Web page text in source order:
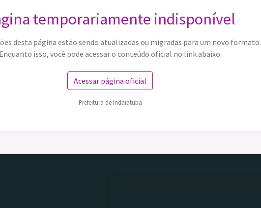
temporariamente indisponível
desta página estão sendo atualizadas ou migradas para um novo formato.
isso, você pode acessar o conteúdo oficial no link abaixo:
Acessar página oficial
Prefeitura de Indaiatuba